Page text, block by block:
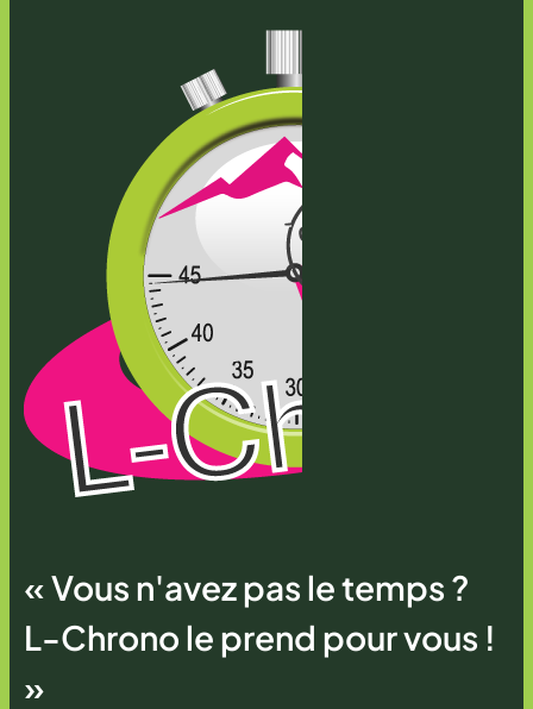
« Vous n'avez pas le temps ?
L-Chrono le prend pour vous !
»